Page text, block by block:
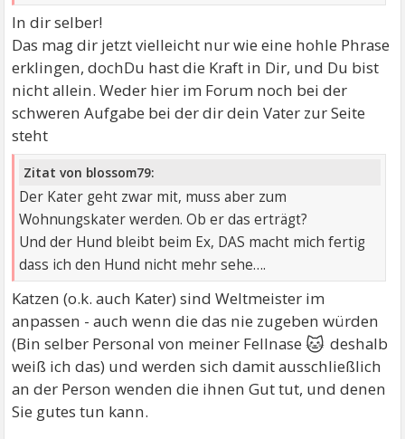
In dir selber!
Das mag dir jetzt vielleicht nur wie eine hohle Phrase
erklingen, dochDu hast die Kraft in Dir, und Du bist
nicht allein. Weder hier im Forum noch bei der
schweren Aufgabe bei der dir dein Vater zur Seite
steht
Zitat von blossom79:
Der Kater geht zwar mit, muss aber zum
Wohnungskater werden. Ob er das erträgt?
Und der Hund bleibt beim Ex, DAS macht mich fertig
dass ich den Hund nicht mehr sehe….
Katzen (o.k. auch Kater) sind Weltmeister im
anpassen - auch wenn die das nie zugeben würden
(Bin selber Personal von meiner Fellnase🐱 deshalb
weiß ich das) und werden sich damit ausschließlich
an der Person wenden die ihnen Gut tut, und denen
Sie gutes tun kann.